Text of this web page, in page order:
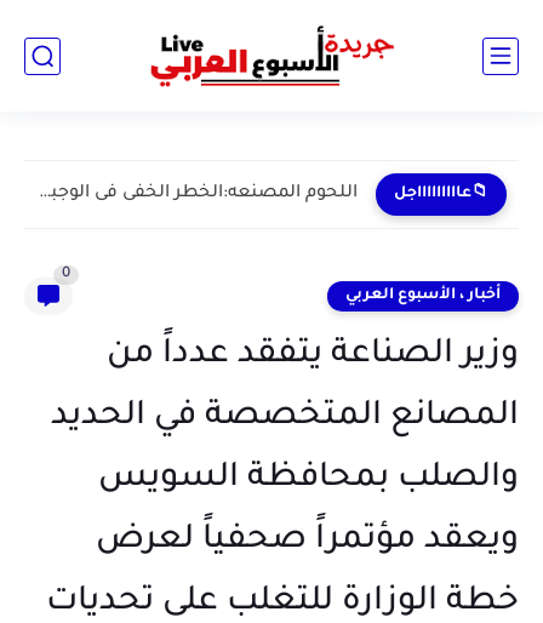
📁عاااااااااجل عنوان المقال : يُسأل عن المال
أخبار ، الأسبوع العربي
0
وزير الصناعة يتفقد عدداً من
المصانع المتخصصة في الحديد
والصلب بمحافظة السويس
ويعقد مؤتمراً صحفياً لعرض
خطة الوزارة للتغلب على تحديات